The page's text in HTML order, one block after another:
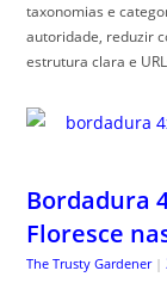
taxonomias e
autoridade, reduzir
estrutura clara e
Bordadura
Floresce
The Trusty Gardener |